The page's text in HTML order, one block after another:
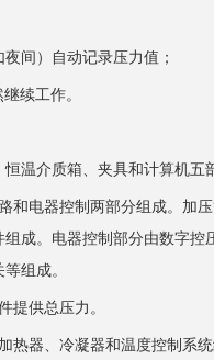
间）自动记录压力值；
续工作。
温介质箱、夹具和计算机五
和电器控制两部分组成。加
成。电器控制部分由数字
组成。
提供总压力。
热器、冷凝器和温度控制系